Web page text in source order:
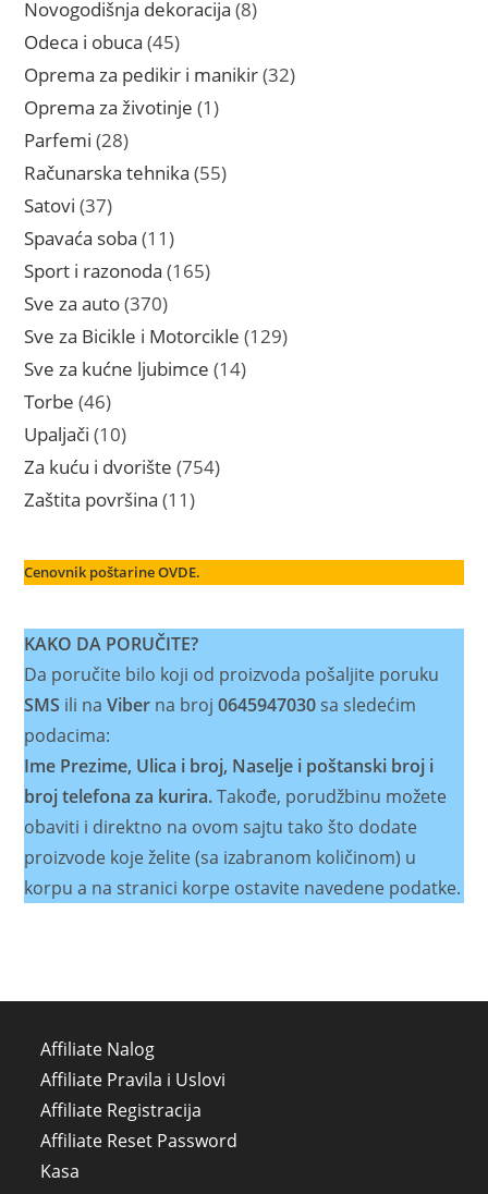
Novogodišnja dekoracija 88
Odeca i obuca 4545
proizvoda
Oprema za pedikir i manikir 3232
Oprema za životinje 11
Parfemi 2828
proizvoda
Računarska tehnika 5555
Satovi 3737
proizvoda
Spavaća soba 1111
proizvoda
Sport i razonoda 165165
Sve za auto 370370
proizvoda
Sve za Bicikle i Motorcikle 129129
Sve za kućne ljubimce 1414
Torbe 4646
proizvoda
Upaljači 1010
proizvoda
Za kuću i dvorište 754754
Zaštita površina 1111
Cenovnik poštarine OVDE.
KAKO DA PORUČITE?
Da poručite bilo koji od proizvoda pošaljite poruku
SMS ili naViber na broj0645947030sa sledećim
podacima:
Ime Prezime, Ulica i broj, Naselje i poštanski broj i
broj telefona za kurira.Takođe, porudžbinu možete
obaviti i direktno na ovom sajtu tako što dodate
proizvode koje želite (sa izabranom količinom) u
korpu a na stranici korpe ostavite navedene podatke.
Affiliate Nalog
Affiliate Pravila i Uslovi
Affiliate Registracija
Affiliate Reset Password
Kasa